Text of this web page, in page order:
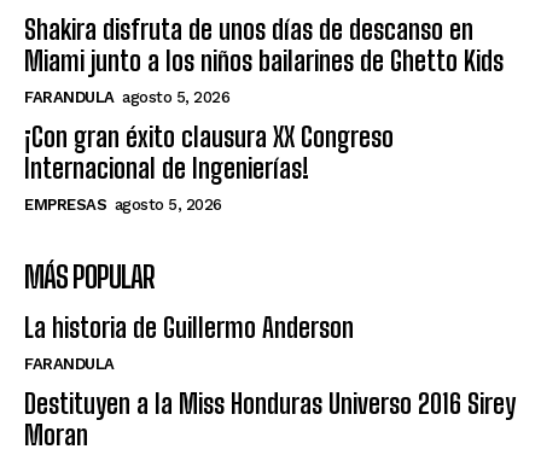
Shakira disfruta de unos días de descanso en
Miami junto a los niños bailarines de Ghetto Kids
FARANDULA agosto 5, 2026
¡Con gran éxito clausura XX Congreso
Internacional de Ingenierías!
EMPRESAS agosto 5, 2026
MÁS POPULAR
La historia de Guillermo Anderson
FARANDULA
Destituyen a la Miss Honduras Universo 2016 Sirey
Moran